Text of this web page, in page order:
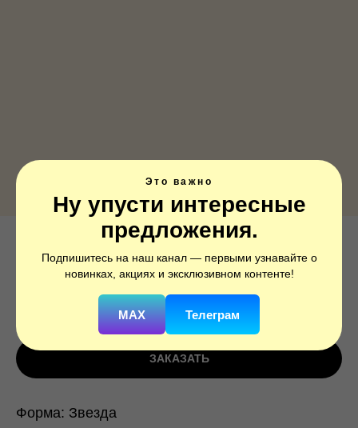
Это важно
Ну упусти интересные
предложения.
Подпишитесь на наш канал — первыми узнавайте о
новинках, акциях и эксклюзивном контенте!
MAX Телеграм
Звезда, Темно-зеленый, 1 шт.
19211DGr
ЗАКАЗАТЬ
Форма: Звезда